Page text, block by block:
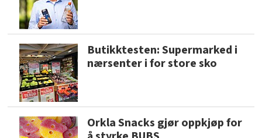
Butikktesten: Supermarked i
nærsenter i for store sko
Orkla Snacks gjør oppkjøp for